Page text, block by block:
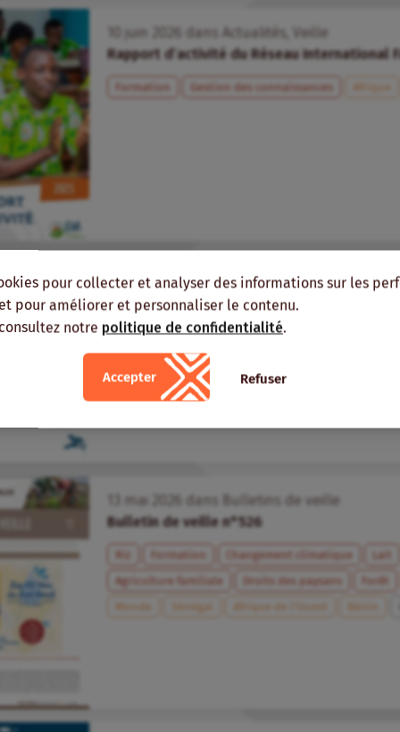
pour collecter et analyser des informations sur les
pour améliorer et personnaliser le contenu.
notre politique de confidentialité.
Accepter Refuser
juin dans Actualités
Veille
Rapport d’activité du Réseau International
Formation Gestion des connaissances Afrique
15 mai 2026dansVeille
Analyse des besoins en formation des
pour la production d’un cacao durable dans
à l’est du Cameroun
Formation Cacao Cameroun
mai dans
Bulletins de veille
Bulletin de veille n°526
Formation Changement climatique Lait
Agriculture familiale
Droits des paysans Forêt
Monde
Sénégal Afrique de l’Ouest